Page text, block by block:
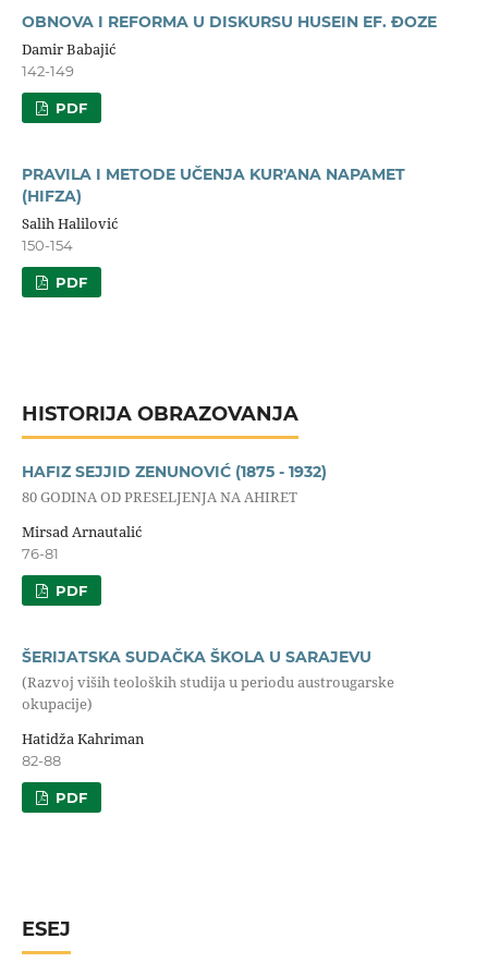
OBNOVA I REFORMA U DISKURSU HUSEIN EF. ĐOZE
Damir Babajić
142-149
PDF
PRAVILA I METODE UČENJA KUR'ANA NAPAMET
(HIFZA)
Salih Halilović
150-154
PDF
HISTORIJA OBRAZOVANJA
HAFIZ SEJJID ZENUNOVIĆ (1875 - 1932)
80 GODINA OD PRESELJENJA NA AHIRET
Mirsad Arnautalić
76-81
PDF
ŠERIJATSKA SUDAČKA ŠKOLA U SARAJEVU
(Razvoj viših teoloških studija u periodu austrougarske
okupacije)
Hatidža Kahriman
82-88
PDF
ESEJ